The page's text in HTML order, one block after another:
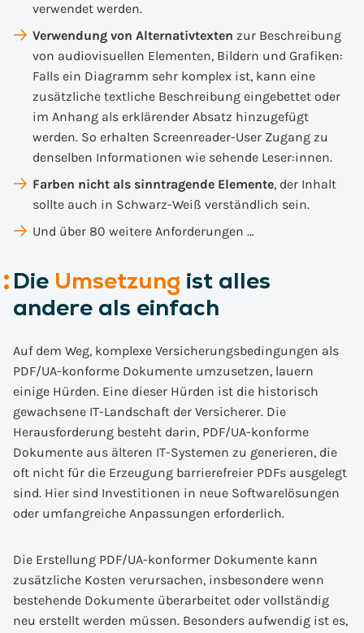
verwendet werden.
Verwendung von Alternativtexten zur Beschreibung
von audiovisuellen Elementen, Bildern und Grafiken:
Falls ein Diagramm sehr komplex ist, kann eine
zusätzliche textliche Beschreibung eingebettet oder
im Anhang als erklärender Absatz hinzugefügt
werden. So erhalten Screenreader-User Zugang zu
denselben Informationen wie sehende Leser:innen.
Farben nicht als sinntragende Elemente, der Inhalt
sollte auch in Schwarz-Weiß verständlich sein.
Und über 80 weitere Anforderungen …
Die Umsetzung ist alles
andere als einfach
Auf dem Weg, komplexe Versicherungsbedingungen als
PDF/UA-konforme Dokumente umzusetzen, lauern
einige Hürden. Eine dieser Hürden ist die historisch
gewachsene IT-Landschaft der Versicherer. Die
Herausforderung besteht darin, PDF/UA-konforme
Dokumente aus älteren IT-Systemen zu generieren, die
oft nicht für die Erzeugung barrierefreier PDFs ausgelegt
sind. Hier sind Investitionen in neue Softwarelösungen
oder umfangreiche Anpassungen erforderlich.
Die Erstellung PDF/UA-konformer Dokumente kann
zusätzliche Kosten verursachen, insbesondere wenn
bestehende Dokumente überarbeitet oder vollständig
neu erstellt werden müssen. Besonders aufwendig ist es,